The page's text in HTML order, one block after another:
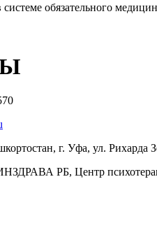
обязательного
г. Уфа, ул. Рихарда
РБ, Центр